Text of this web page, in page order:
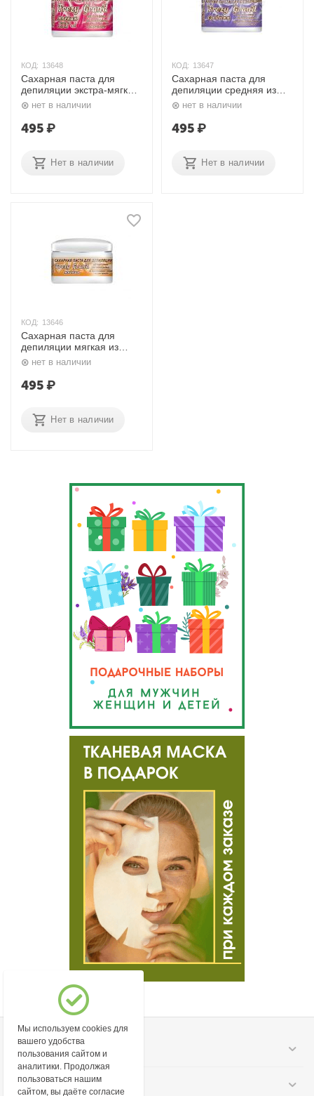
КОД: 13648
Сахарная паста для
депиляции экстра-мягкая
ХХХ +18 из тростникового
сахара с феромонами
400 мл. Frezy Gran'd
нет в наличии
495₽
Нет в наличии
КОД: 13647
Сахарная паста для
депиляции средняя из
тростникового сахара с
кокосовым маслом 400
мл. Frezy Gran'd
нет в наличии
495₽
Нет в наличии
КОД: 13646
Сахарная паста для
депиляции мягкая из
тростникового сахара с
маслом авокадо 400 мл.
Frezy Gran'd
нет в наличии
495₽
Нет в наличии
Моя учетная запись
Информация
Мы используем cookies для
вашего удобства
пользования сайтом и
аналитики. Продолжая
пользоваться нашим
сайтом, вы даёте согласие